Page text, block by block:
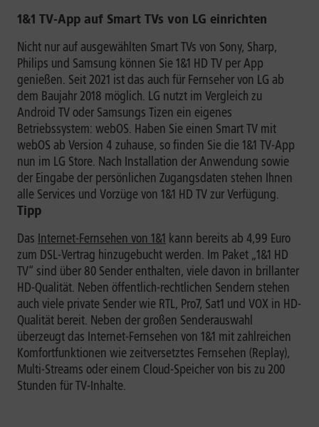
1&1 TV-App auf Smart TVs von LG einrichten
Nicht nur auf ausgewählten Smart TVs von Sony, Sharp,
Philips und Samsung können Sie 1&1 HD TV per App
genießen. Seit 2021 ist das auch für Fernseher von LG ab
dem Baujahr 2018 möglich. LG nutzt im Vergleich zu
Android TV oder Samsungs Tizen ein eigenes
Betriebssystem: webOS. Haben Sie einen Smart TV mit
webOS ab Version 4 zuhause, so finden Sie die 1&1 TV-App
nun im LG Store. Nach Installation der Anwendung sowie
der Eingabe der persönlichen Zugangsdaten stehen Ihnen
alle Services und Vorzüge von 1&1 HD TV zur Verfügung.
Tipp
Das Internet-Fernsehen von 1&1 kann bereits ab 4,99 Euro
zum DSL-Vertrag hinzugebucht werden. Im Paket „1&1 HD
TV“ sind über 80 Sender enthalten, viele davon in brillanter
HD-Qualität. Neben öffentlich-rechtlichen Sendern stehen
auch viele private Sender wie RTL, Pro7, Sat1 und VOX in HD-
Qualität bereit. Neben der großen Senderauswahl
überzeugt das Internet-Fernsehen von 1&1 mit zahlreichen
Komfortfunktionen wie zeitversetztes Fernsehen (Replay),
Multi-Streams oder einem Cloud-Speicher von bis zu 200
Stunden für TV-Inhalte.